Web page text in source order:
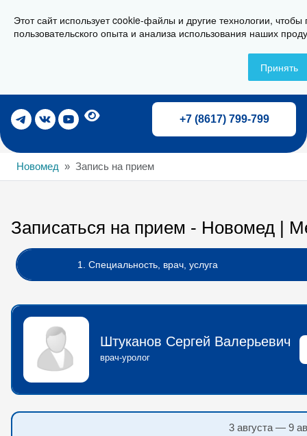
Этот сайт использует cookie-файлы и другие технологии,
пользовательского опыта и анализа использования наших
Принять
г. Новороссийск, ул. Свердлова 36А
Записаться на прием
+7 (8617) 799-799
Новомед Запись на прием
Записаться на прием - Новомед |
1. Специальность, врач, услуга
Штуканов Сергей Валерьевич
врач-уролог
3 августа — 9